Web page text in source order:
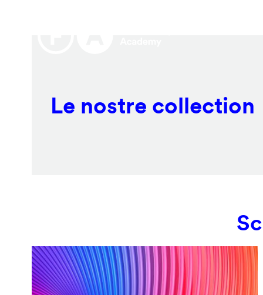
Le nostre collection